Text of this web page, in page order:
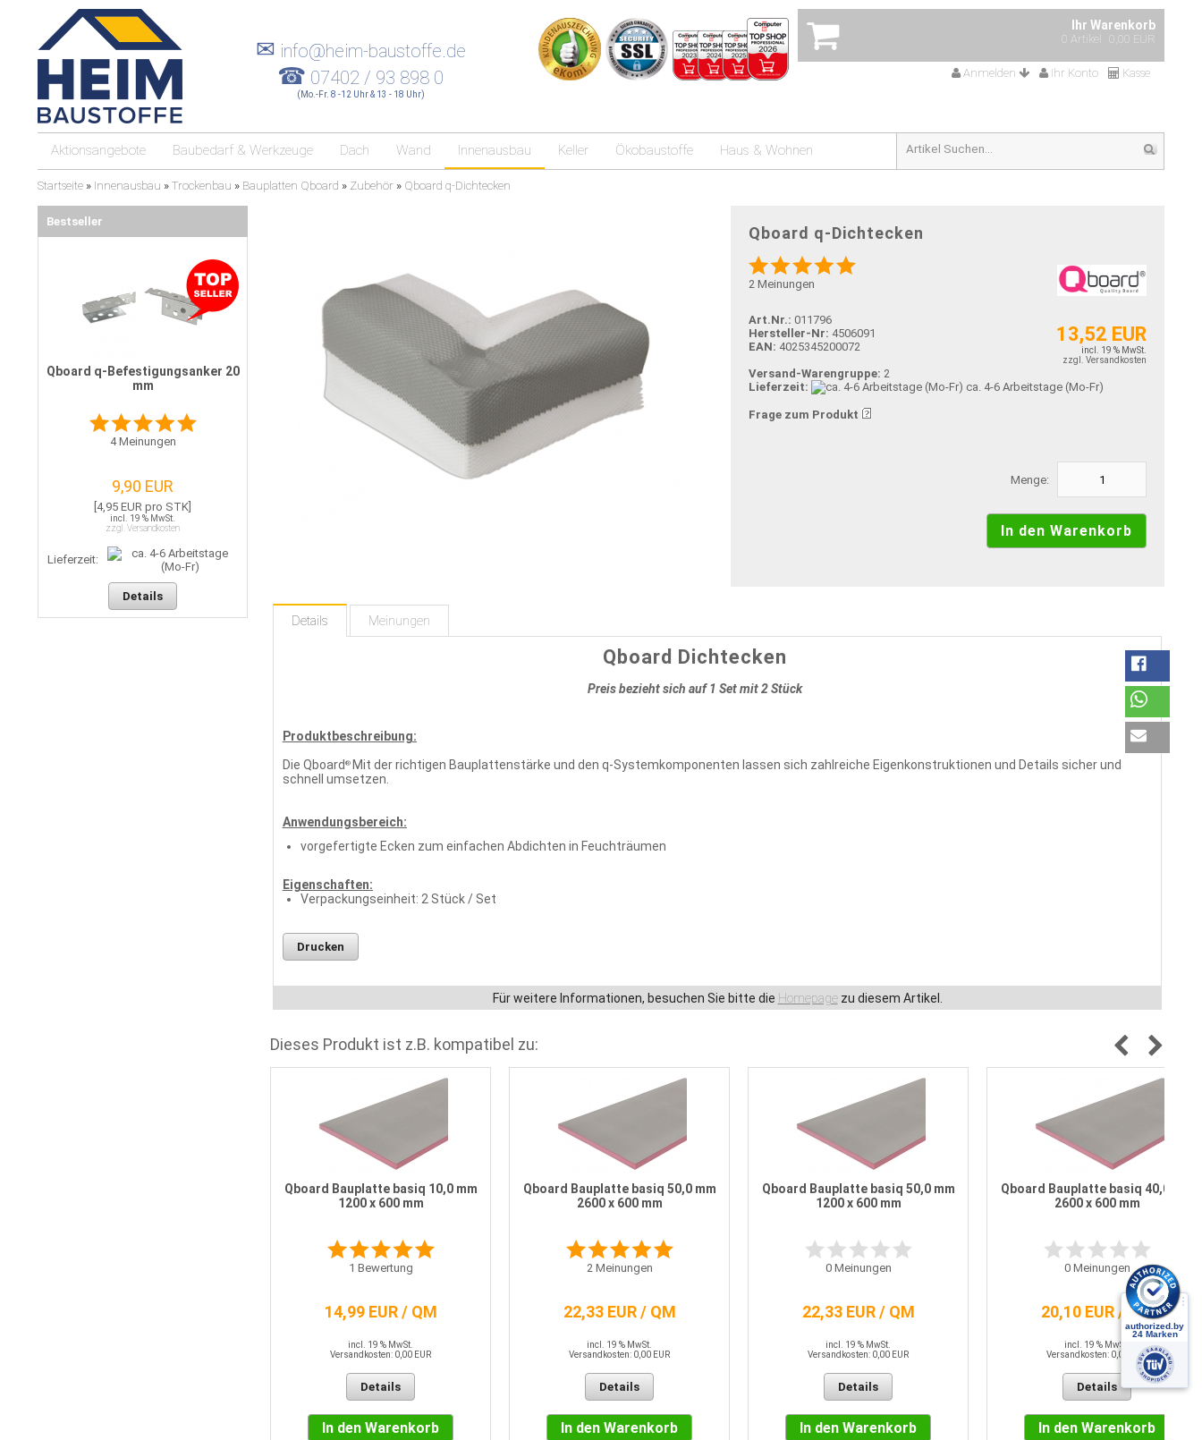
Ihr Warenkorb
0 Artikel 0,00 EUR
Anmelden Ihr Konto Kasse
✉ info@heim-baustoffe.de
☎ 07402 / 93 898 0
(Mo.-Fr. 8 -12 Uhr & 13 - 18 Uhr)
Aktionsangebote Baubedarf & Werkzeuge Dach Wand Innenausbau Keller Ökobaustoffe Haus & Wohnen
Startseite » Innenausbau » Trockenbau » Bauplatten Qboard » Zubehör » Qboard q-Dichtecken
Qboard q-Dichtecken
2 Meinungen
13,52 EUR
incl. 19 % MwSt.
zzgl. Versandkosten
Art.Nr.: 011796
Hersteller-Nr: 4506091
EAN: 4025345200072
Versand-Warengruppe: 2
Lieferzeit:
ca. 4-6 Arbeitstage (Mo-Fr)
Frage zum Produkt
Menge:
Details Meinungen
Qboard Dichtecken
Preis bezieht sich auf 1 Set mit 2 Stück
Produktbeschreibung:
Die Qboard ® Mit der richtigen Bauplattenstärke und den q-Systemkomponenten lassen sich zahlreiche Eigenkonstruktionen und Details sicher und
schnell umsetzen.
Anwendungsbereich:
vorgefertigte Ecken zum einfachen Abdichten in Feuchträumen
Eigenschaften:
Verpackungseinheit: 2 Stück / Set
Drucken
Für weitere Informationen, besuchen Sie bitte die Homepagezu diesem Artikel.
Dieses Produkt ist z.B. kompatibel zu:
Qboard Bauplatte basiq 10,0 mm
1200 x 600 mm
1 Bewertung
14,99 EUR / QM
incl. 19 % MwSt.
Versandkosten: 0,00 EUR
Details
In den Warenkorb
Qboard Bauplatte basiq 50,0 mm
2600 x 600 mm
2Meinungen
22,33 EUR / QM
incl. 19 % MwSt.
Versandkosten: 0,00 EUR
Details
In den Warenkorb
Qboard Bauplatte basiq 50,0 mm
1200 x 600 mm
0Meinungen
22,33 EUR / QM
incl. 19 % MwSt.
Versandkosten: 0,00 EUR
Details
In den Warenkorb
Qboard Bauplatte basiq 40,0 mm
2600 x 600 mm
0Meinungen
20,10 EUR / QM
incl. 19 % MwSt.
Versandkosten: 0,00 EUR
Details
In den Warenkorb
Bestseller
Qboard q-Befestigungsanker 20
mm
4Meinungen
9,90 EUR
[4,95 EUR pro STK]
incl. 19 % MwSt.
zzgl. Versandkosten
Lieferzeit:
Details